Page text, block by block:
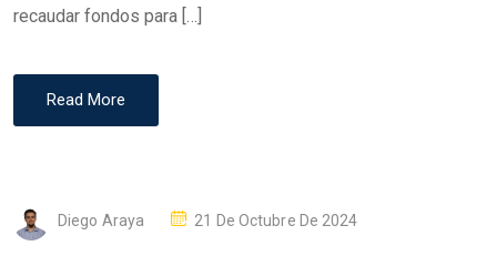
recaudar fondos para […]
Read More
Diego Araya
P
21 De Octubre De 2024